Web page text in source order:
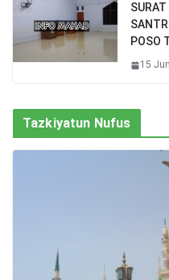
POSO
15
Tazkiyatun Nufus